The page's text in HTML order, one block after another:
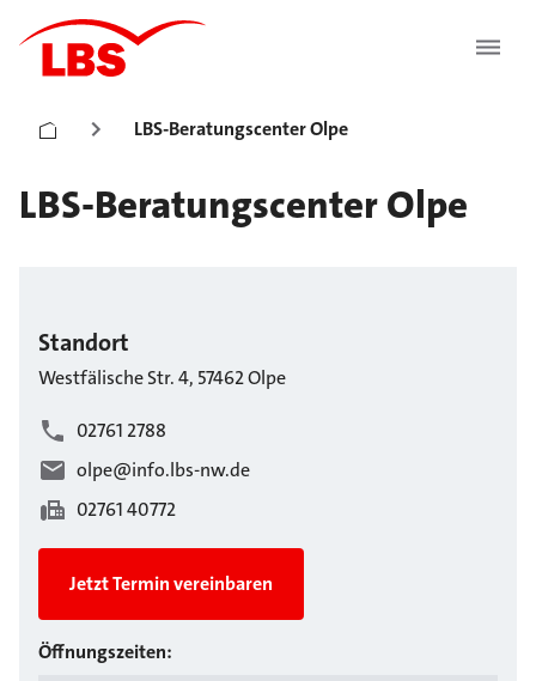
LBS-Beratungscenter Olpe
LBS-Beratungscenter Olpe
Standort
Westfälische Str.4, 57462Olpe
02761 2788
olpe@info.lbs-nw.de
02761 40772
Jetzt Termin vereinbaren
Öffnungszeiten: